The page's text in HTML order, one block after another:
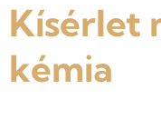
Kísérlet
kémia